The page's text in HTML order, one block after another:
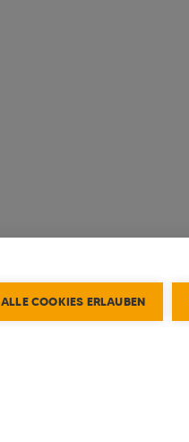
ALLE COOKIES ERLAUBEN